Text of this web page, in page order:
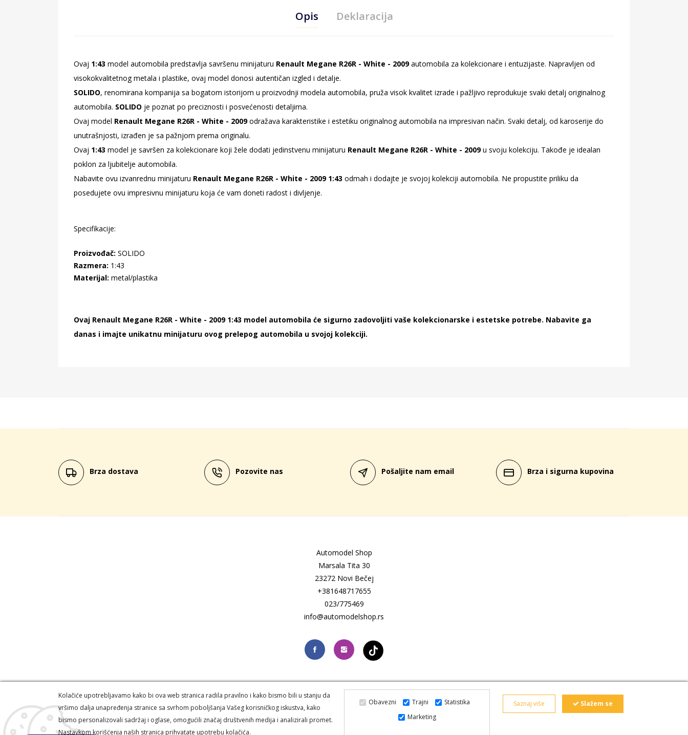
Opis Deklaracija
Ovaj 1:43 model automobila predstavlja savršenu minijaturu Renault Megane R26R - White - 2009automobila za kolekcionare i entuzijaste. Napravljen od
visokokvalitetnog metala i plastike, ovaj model donosi autentičan izgled i detalje.
SOLIDO, renomirana kompanija sa bogatom istorijom u proizvodnji modela automobila, pruža visok kvalitet izrade i pažljivo reprodukuje svaki detalj originalnog
automobila. SOLIDO je poznat po preciznosti i posvećenosti detaljima.
Ovaj model Renault Megane R26R - White - 2009odražava karakteristike i estetiku originalnog automobila na impresivan način. Svaki detalj, od karoserije do
unutrašnjosti, izrađen je sa pažnjom prema originalu.
Ovaj 1:43 model je savršen za kolekcionare koji žele dodati jedinstvenu minijaturu Renault Megane R26R - White - 2009u svoju kolekciju. Takođe je idealan
poklon za ljubitelje automobila.
Nabavite ovu izvanrednu minijaturu Renault Megane R26R - White - 2009 1:43 odmah i dodajte je svojoj kolekciji automobila. Ne propustite priliku da
posedujete ovu impresivnu minijaturu koja će vam doneti radost i divljenje.
Specifikacije:
Proizvođač: SOLIDO
Razmera: 1:43
Materijal: metal/plastika
Ovaj Renault Megane R26R - White - 2009 1:43 model automobila će sigurno zadovoljiti vaše kolekcionarske i estetske potrebe. Nabavite ga
danas i imajte unikatnu minijaturu ovog prelepog automobila u svojoj kolekciji.
Brza dostava Pozovite nas Pošaljite nam email Brza i sigurna kupovina
Automodel Shop
Marsala Tita 30
23272 Novi Bečej
+381648717655
023/775469
info@automodelshop.rs
Auto model shop © 2026. Sva prava zadržana - Powered by Froze-code.
Kolačiće upotrebljavamo kako bi ova web stranica radila pravilno i kako bismo bili u stanju da
vršimo dalja unapređenja stranice sa svrhom poboljšanja Vašeg korisničkog iskustva, kako
bismo personalizovali sadržaj i oglase, omogućili značaj društvenih medija i analizirali promet.
Nastavkom korišćenja naših stranica prihvatate upotrebu kolačića.
Obavezni Trajni
Statistika
Marketing
Saznaj više Slažem se